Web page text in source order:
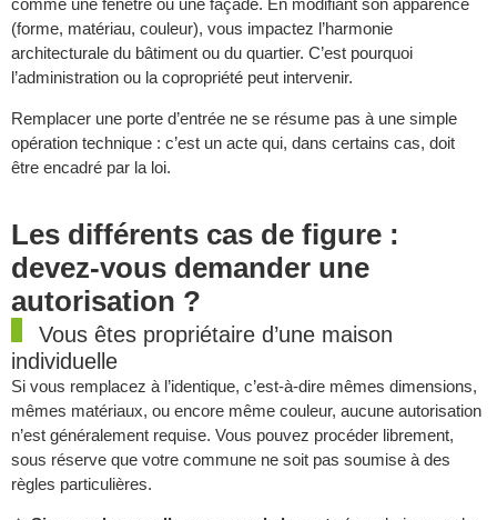
comme une fenêtre ou une façade. En modifiant son apparence
(forme, matériau, couleur), vous impactez l’harmonie
architecturale du bâtiment ou du quartier. C’est pourquoi
l’administration ou la copropriété peut intervenir.
Remplacer une porte d’entrée ne se résume pas à une simple
opération technique : c’est un acte qui, dans certains cas, doit
être encadré par la loi.
Les différents cas de figure :
devez-vous demander une
autorisation ?
Vous êtes propriétaire d’une maison
individuelle
Si vous remplacez à l’identique, c’est-à-dire mêmes dimensions,
mêmes matériaux, ou encore même couleur, aucune autorisation
n’est généralement requise. Vous pouvez procéder librement,
sous réserve que votre commune ne soit pas soumise à des
règles particulières.